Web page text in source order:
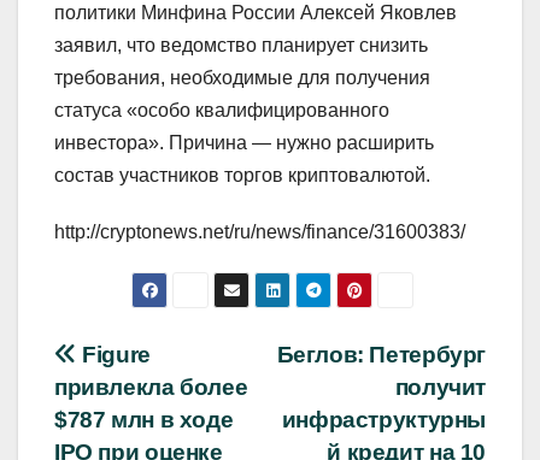
политики Минфина России Алексей Яковлев
заявил, что ведомство планирует снизить
требования, необходимые для получения
статуса «особо квалифицированного
инвестора». Причина — нужно расширить
состав участников торгов криптовалютой.
http://cryptonews.net/ru/news/finance/31600383/
Навигация
по
Беглов: Петербург
получит
инфраструктурны
й кредит на 10
Figure
привлекла более
$787 млн в ходе
IPO при оценке